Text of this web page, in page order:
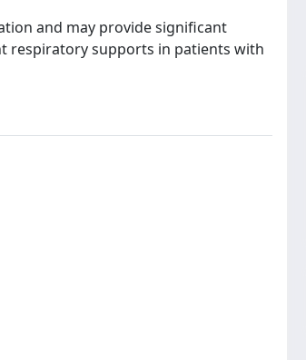
and may provide significant
respiratory supports in patients with